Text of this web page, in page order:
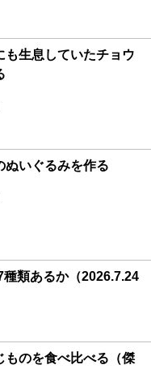
も生息していたチョウ
ぬいぐるみを作る
類あるか（2026.7.24
ものを食べ比べる（傑